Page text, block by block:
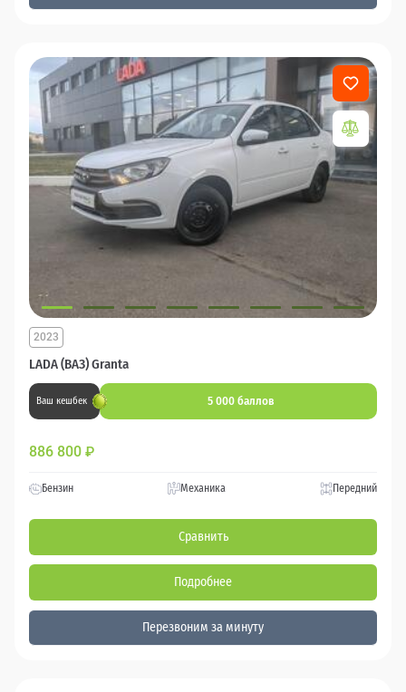
LADA (ВАЗ) Granta
2023
Ваш кешбек 5 000 баллов
886 800 ₽
Бензин Механика Передний
Сравнить
Подробнее
Перезвоним за минуту